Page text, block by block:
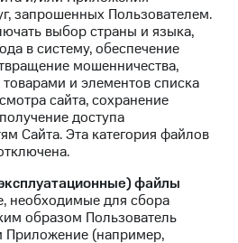
запрошенных Пользователем.
выбор страны и языка,
в систему, обеспечение
мошенничества,
и элементов списка
сайта, сохранение
доступа
Сайта. Эта категория файлов
файлы
необходимые для сбора
образом Пользователь
Приложение (например,